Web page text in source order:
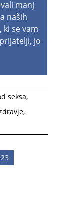
manj
naših
ki se vam
jo
seksa,
,